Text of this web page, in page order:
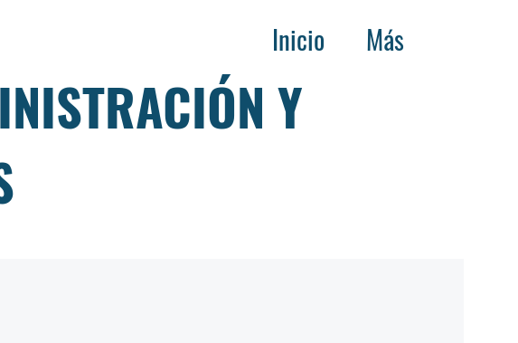
Inicio Más
Y